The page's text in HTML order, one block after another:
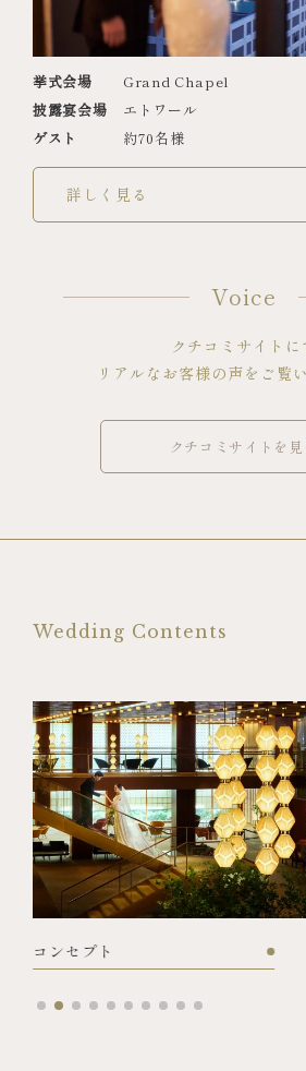
挙式会場
Grand Chapel
披露宴会場
エトワール
ゲスト
約70名様
詳しく見る
Voice
クチコミサイトに
リアルなお客様の声をご覧
クチコミサイトを見
Wedding Contents
コンセプト